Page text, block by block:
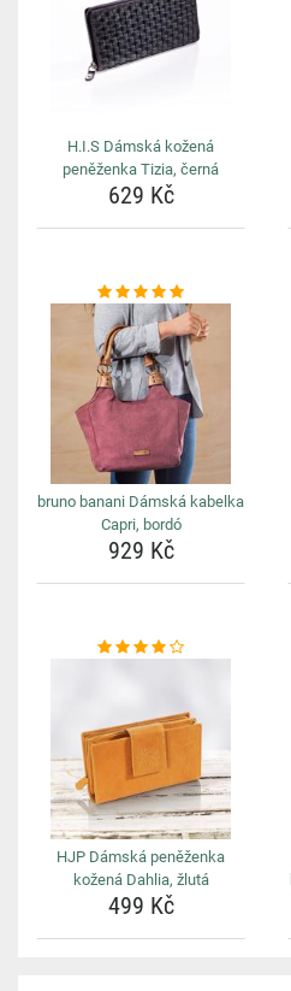
H.I.S Dámská kožená
peněženka Tizia, černá
629 Kč
bruno banani Dámská kabelka
Capri, bordó
929 Kč
HJP Dámská peněženka
kožená Dahlia, žlutá
499 Kč